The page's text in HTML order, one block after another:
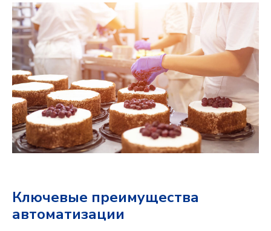
Ключевые преимущества
автоматизации